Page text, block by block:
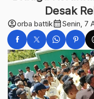
Desak
account_circleorba battikcalendar_monthSenin, 7